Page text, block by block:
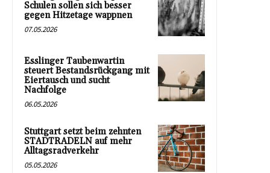
Schulen sollen sich besser
gegen Hitzetage wappnen
07.05.2026
Esslinger Taubenwartin
steuert Bestandsrückgang mit
Eiertausch und sucht
Nachfolge
06.05.2026
Stuttgart setzt beim zehnten
STADTRADELN auf mehr
Alltagsradverkehr
05.05.2026